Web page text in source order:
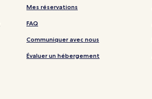
Mes réservations
FAQ
Communiquer avec nous
Évaluer un hébergement